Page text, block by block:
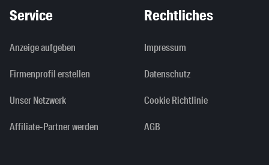
Service
Anzeige aufgeben
Firmenprofil erstellen
Unser Netzwerk
Affiliate-Partner werden
Rechtliches
Impressum
Datenschutz
Cookie Richtlinie
AGB